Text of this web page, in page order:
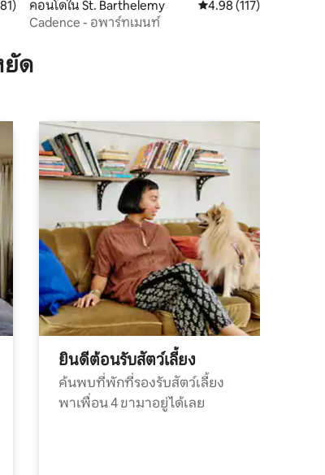
ย 4.95 จาก 5, 181 รีวิว
คอนโดใน St. Barthelemy คะแนนเฉลี่ย 4.98 จาก
4.98 (117)
Cadence - อพาร์ทเมนท์
ยัด
ยินดีต้อนรับสัตว์เลี้ยง
ค้นพบที่พักที่รองรับสัตว์เลี้ยง
พาเพื่อน 4 ขามาอยู่ได้เลย